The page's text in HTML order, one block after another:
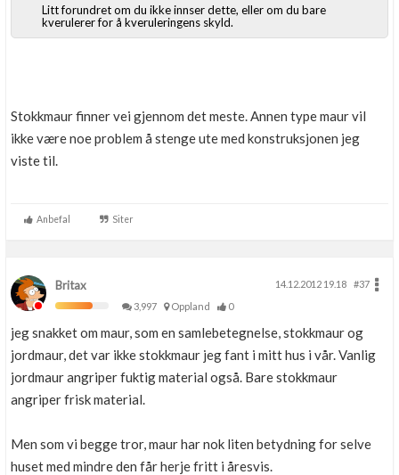
Litt forundret om du ikke innser dette, eller om du bare
kverulerer for å kveruleringens skyld.
Stokkmaur finner vei gjennom det meste. Annen type maur vil
ikke være noe problem å stenge ute med konstruksjonen jeg
viste til.
Anbefal Siter
Britax 14.12.2012 19.18
#37
3,997
Oppland 0
jeg snakket om maur, som en samlebetegnelse, stokkmaur og
jordmaur, det var ikke stokkmaur jeg fant i mitt hus i vår. Vanlig
jordmaur angriper fuktig material også. Bare stokkmaur
angriper frisk material.
Men som vi begge tror, maur har nok liten betydning for selve
huset med mindre den får herje fritt i åresvis.